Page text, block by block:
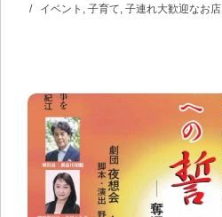
イベント
子育て 子連れ大歓迎なお店